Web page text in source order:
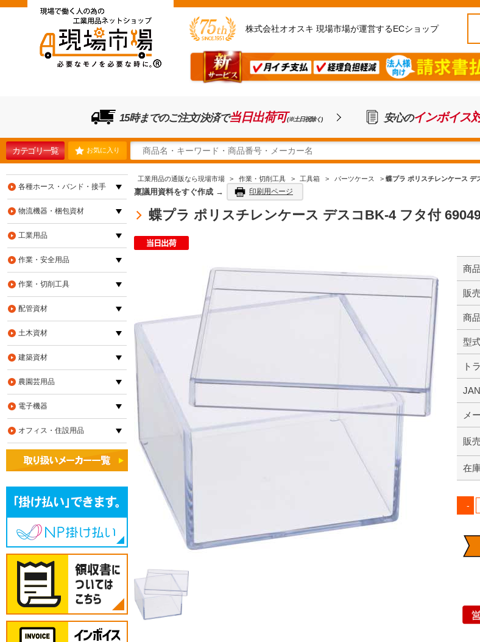
株式会社オオスキ 現場市場が運営するECショップ
15時までのご注文/決済で当日出荷可(※土日祝除く) 安心のインボイス
カテゴリ一覧 お気に入り
工業用品の通販なら現場市場 > 作業・切削工具 > 工具箱 > パーツケース > 蝶プラ ポリスチレンケース デ
稟議用資料をすぐ作成 → 印刷用ページ
蝶プラ ポリスチレンケース デスコBK-4 フタ付
商
販
商
型
ト
メ
販
在
各種ホース・バンド・接手
物流機器・梱包資材
工業用品
作業・安全用品
作業・切削工具
配管資材
土木資材
建築資材
農園芸用品
電子機器
オフィス・住設用品